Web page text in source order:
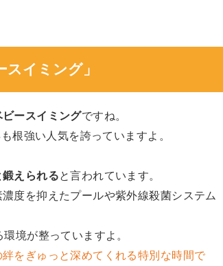
イミング」
ビースイミングですね。
根強い人気を誇っていますよ。
えられると言われています。
度を抑えたプールや紫外線殺菌システム
境が整っていますよ。
をぎゅっと深めてくれる特別な時間で